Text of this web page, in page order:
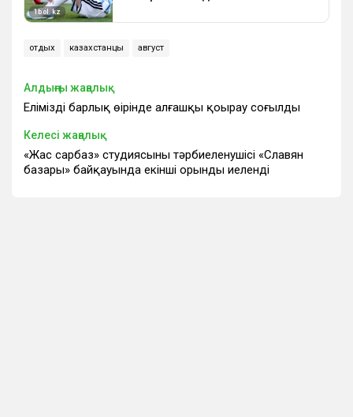
отдых казахстанцы август
Алдыңғы жаңалық
Еліміздің барлық өңірінде алғашқы қоңырау соғылды
Келесі жаңалық
«Жас сарбаз» студиясының тәрбиеленушісі «Славян
базары» байқауында екінші орынды иеленді